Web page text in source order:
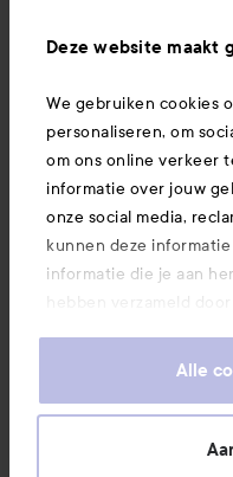
Deze website maakt
We gebruiken cookies
personaliseren, om
om ons online verkeer
informatie over jouw
onze social media,
kunnen deze
informatie die je aan
hebben verzameld
website te blijven
je graag door naar ons
Alle
Ook interessant
Download